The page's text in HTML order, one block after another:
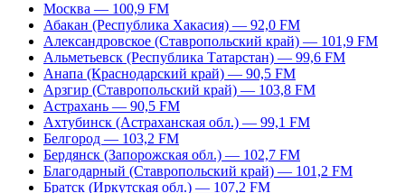
Москва — 100,9 FM
Абакан (Республика Хакасия) — 92,0 FM
Александровское (Ставропольский край) — 101,9 FM
Альметьевск (Республика Татарстан) — 99,6 FM
Анапа (Краснодарский край) — 90,5 FM
Арзгир (Ставропольский край) — 103,8 FM
Астрахань — 90,5 FM
Ахтубинск (Астраханская обл.) — 99,1 FM
Белгород — 103,2 FM
Бердянск (Запорожская обл.) — 102,7 FM
Благодарный (Ставропольский край) — 101,2 FM
Братск (Иркутская обл.) — 107,2 FM